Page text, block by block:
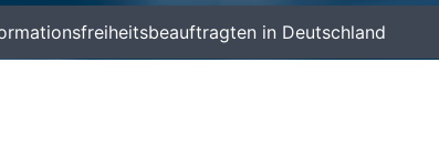
in Deutschland